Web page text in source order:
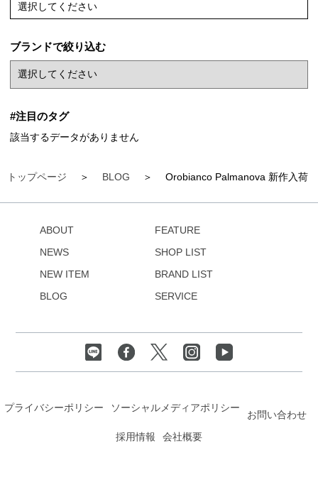
トップページ BLOG Orobianco Palmanova 新作入荷
選択してください
ブランドで絞り込む
#注目のタグ
該当するデータがありません
ABOUT
NEWS
NEW ITEM
BLOG
FEATURE
SHOP LIST
BRAND LIST
SERVICE
プライバシーポリシー ソーシャルメディアポリシー
お問い合わせ
採用情報
会社概要